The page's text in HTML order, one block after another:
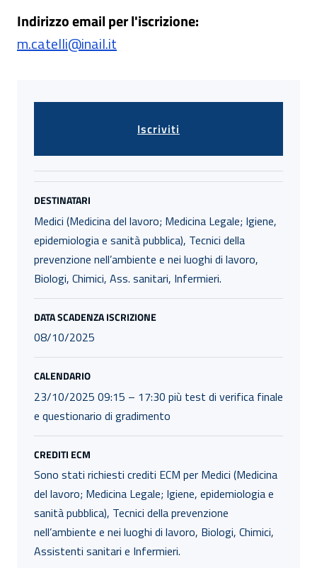
Indirizzo email per l'iscrizione:
m.catelli@inail.it
Iscriviti
DESTINATARI
Medici (Medicina del lavoro; Medicina Legale; Igiene,
epidemiologia e sanità pubblica), Tecnici della
prevenzione nell’ambiente e nei luoghi di lavoro,
Biologi, Chimici, Ass. sanitari, Infermieri.
DATA SCADENZA ISCRIZIONE
08/10/2025
CALENDARIO
23/10/2025 09:15 – 17:30 più test di verifica finale
e questionario di gradimento
CREDITI ECM
Sono stati richiesti crediti ECM per Medici (Medicina
del lavoro; Medicina Legale; Igiene, epidemiologia e
sanità pubblica), Tecnici della prevenzione
nell’ambiente e nei luoghi di lavoro, Biologi, Chimici,
Assistenti sanitari e Infermieri.